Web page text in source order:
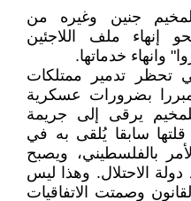
جنين وغيره من
إنهاء ملف اللاجئين
وانهاء خدماتها.
تحظر تدمير ممتلكات
بضرورات عسكرية
يرقى إلى جريمة
سابقا يُلقى به في
بالفلسطيني، ويصبح
دولة الاحتلال. وهذا ليس
وصمتت الاتفاقيات